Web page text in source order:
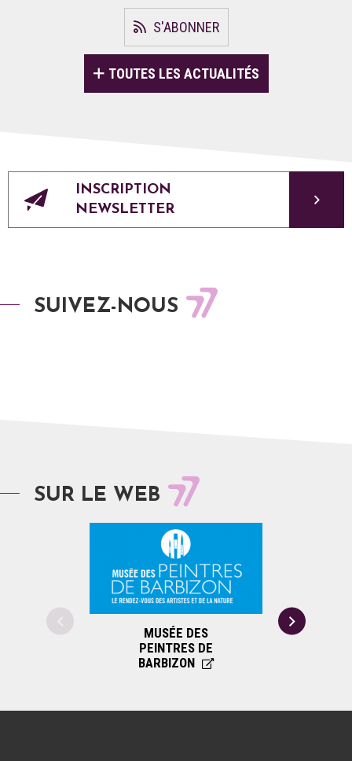
S'ABONNER
TOUTES LES ACTUALITÉS
INSCRIPTION
NEWSLETTER
SUIVEZ-NOUS
SUR LE WEB
MUSÉE DES
PEINTRES DE
BARBIZON